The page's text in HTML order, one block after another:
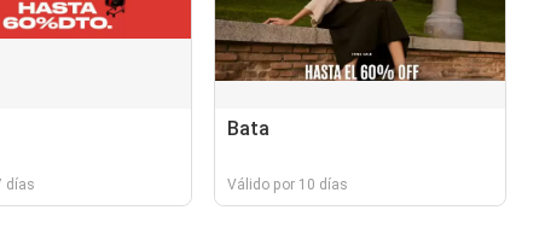
días
Bata
Válido por 10 días